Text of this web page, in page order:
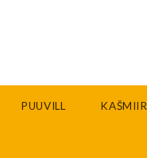
PUUVILL KAŠMIIR